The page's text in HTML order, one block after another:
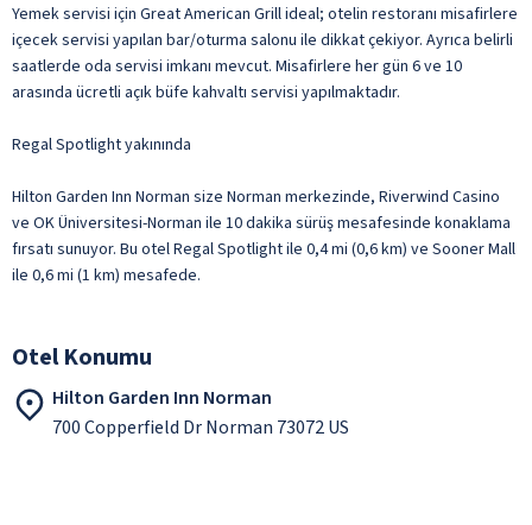
Yemek servisi için Great American Grill ideal; otelin restoranı misafirlere
içecek servisi yapılan bar/oturma salonu ile dikkat çekiyor. Ayrıca belirli
saatlerde oda servisi imkanı mevcut. Misafirlere her gün 6 ve 10
arasında ücretli açık büfe kahvaltı servisi yapılmaktadır.
Regal Spotlight yakınında
Hilton Garden Inn Norman size Norman merkezinde, Riverwind Casino
ve OK Üniversitesi-Norman ile 10 dakika sürüş mesafesinde konaklama
fırsatı sunuyor. Bu otel Regal Spotlight ile 0,4 mi (0,6 km) ve Sooner Mall
ile 0,6 mi (1 km) mesafede.
Otel Konumu
Hilton Garden Inn Norman
700 Copperfield Dr Norman 73072 US